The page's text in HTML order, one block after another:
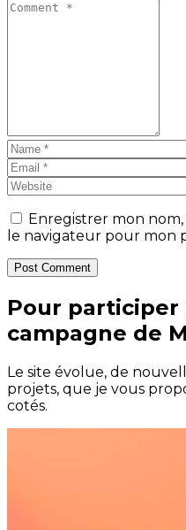
Enregistrer mon
le navigateur pour mon
Post Comment
Pour participer
campagne de
Le site évolue, de
projets, que je vous
cotés.